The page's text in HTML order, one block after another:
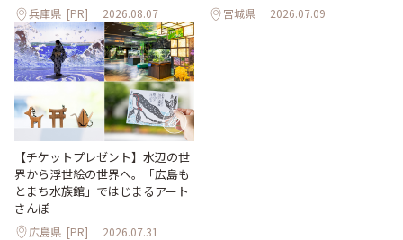
兵庫県 [PR] 2026.08.07 宮城県 2026.07.09
【チケットプレゼント】水辺の世
界から浮世絵の世界へ。「広島も
とまち水族館」ではじまるアート
さんぽ
広島県 [PR] 2026.07.31